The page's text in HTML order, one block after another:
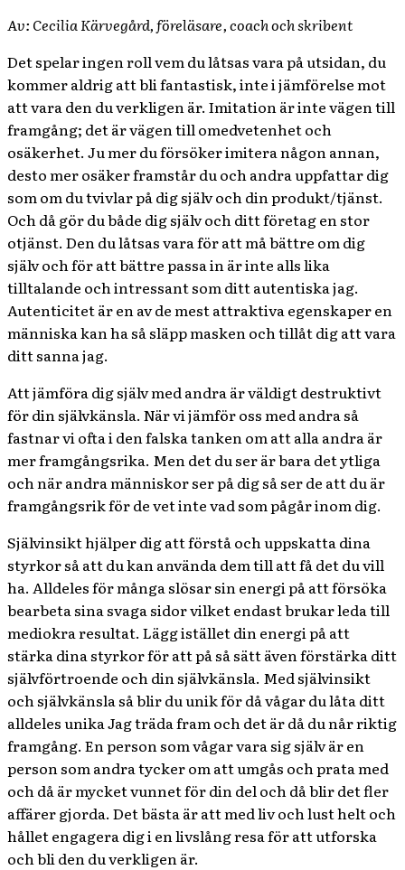
Av: Cecilia Kärvegård, föreläsare, coach och skribent
Det spelar ingen roll vem du låtsas vara på utsidan, du
kommer aldrig att bli fantastisk, inte i jämförelse mot
att vara den du verkligen är. Imitation är inte vägen till
framgång; det är vägen till omedvetenhet och
osäkerhet. Ju mer du försöker imitera någon annan,
desto mer osäker framstår du och andra uppfattar dig
som om du tvivlar på dig själv och din produkt/tjänst.
Och då gör du både dig själv och ditt företag en stor
otjänst. Den du låtsas vara för att må bättre om dig
själv och för att bättre passa in är inte alls lika
tilltalande och intressant som ditt autentiska jag.
Autenticitet är en av de mest attraktiva egenskaper en
människa kan ha så släpp masken och tillåt dig att vara
ditt sanna jag.
Att jämföra dig själv med andra är väldigt destruktivt
för din självkänsla. När vi jämför oss med andra så
fastnar vi ofta i den falska tanken om att alla andra är
mer framgångsrika. Men det du ser är bara det ytliga
och när andra människor ser på dig så ser de att du är
framgångsrik för de vet inte vad som pågår inom dig.
Självinsikt hjälper dig att förstå och uppskatta dina
styrkor så att du kan använda dem till att få det du vill
ha. Alldeles för många slösar sin energi på att försöka
bearbeta sina svaga sidor vilket endast brukar leda till
mediokra resultat. Lägg istället din energi på att
stärka dina styrkor för att på så sätt även förstärka ditt
självförtroende och din självkänsla. Med självinsikt
och självkänsla så blir du unik för då vågar du låta ditt
alldeles unika Jag träda fram och det är då du når riktig
framgång. En person som vågar vara sig själv är en
person som andra tycker om att umgås och prata med
och då är mycket vunnet för din del och då blir det fler
affärer gjorda. Det bästa är att med liv och lust helt och
hållet engagera dig i en livslång resa för att utforska
och bli den du verkligen är.